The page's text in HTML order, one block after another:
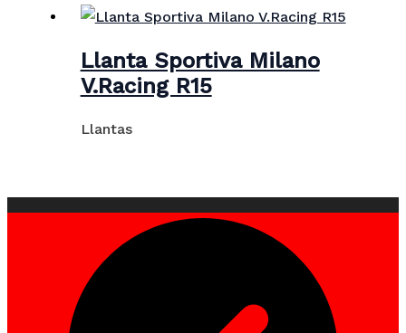
Llanta Sportiva Milano
V.Racing R15
Llantas